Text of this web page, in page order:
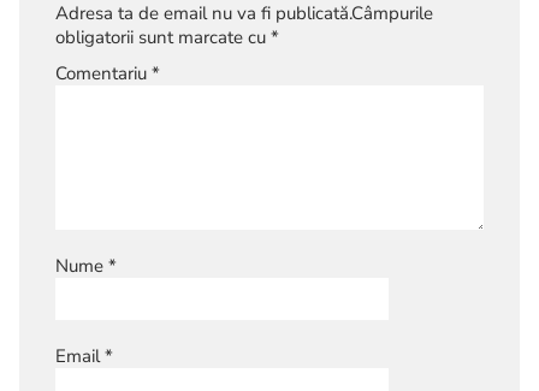
Adresa ta de email nu va fi publicată.Câmpurile
obligatorii sunt marcate cu *
Comentariu *
Nume *
Email*